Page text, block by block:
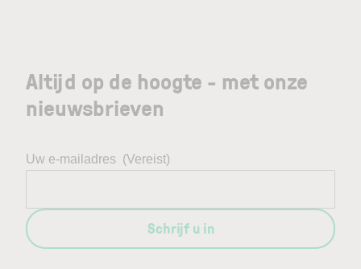
Altijd op de hoogte - met onze
nieuwsbrieven
Uw e-mailadres (Vereist)
Schrijf u in